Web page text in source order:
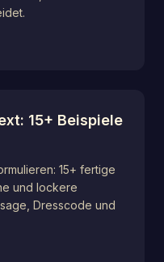
15+ Beispiele
15+ fertige
und lockere
Dresscode und